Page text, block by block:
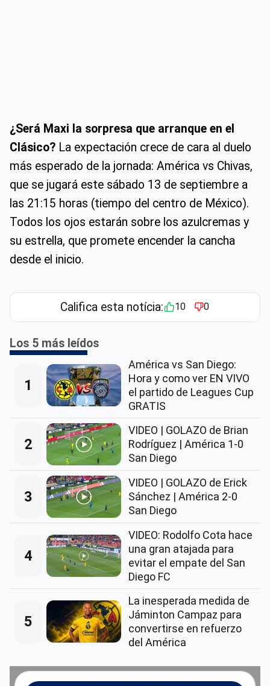
¿Será Maxi la sorpresa que arranque en el
Clásico? La expectación crece de cara al duelo
más esperado de la jornada: América vs Chivas,
que se jugará este sábado 13 de septiembre a
las 21:15 horas (tiempo del centro de México).
Todos los ojos estarán sobre los azulcremas y
su estrella, que promete encender la cancha
desde el inicio.
Califica esta notícia: 10 0
Los 5 más leídos
1
América vs San Diego:
Hora y como ver EN VIVO
el partido de Leagues Cup
GRATIS
2
VIDEO | GOLAZO de Brian
Rodríguez | América 1-0
San Diego
3
VIDEO | GOLAZO de Erick
Sánchez | América 2-0
San Diego
4
VIDEO: Rodolfo Cota hace
una gran atajada para
evitar el empate del San
Diego FC
5
La inesperada medida de
Jáminton Campaz para
convertirse en refuerzo
del América